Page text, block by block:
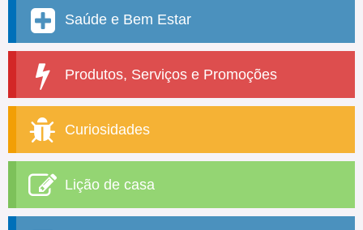
Saúde e Bem Estar
Produtos, Serviços e Promoções
Curiosidades
Lição de casa